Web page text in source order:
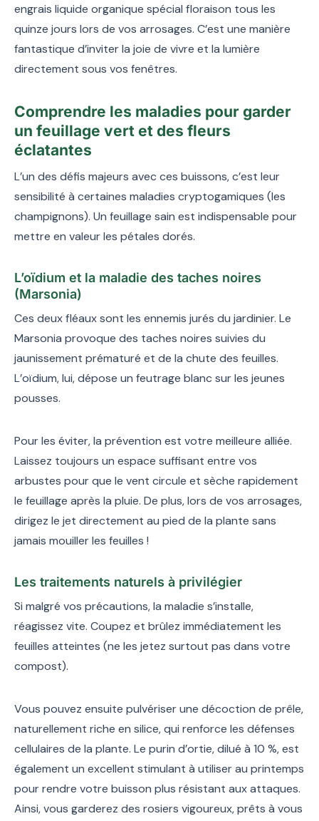
engrais liquide organique spécial floraison tous les
quinze jours lors de vos arrosages. C’est une manière
fantastique d’inviter la joie de vivre et la lumière
directement sous vos fenêtres.
Comprendre les maladies pour garder
un feuillage vert et des fleurs
éclatantes
L’un des défis majeurs avec ces buissons, c’est leur
sensibilité à certaines maladies cryptogamiques (les
champignons). Un feuillage sain est indispensable pour
mettre en valeur les pétales dorés.
L’oïdium et la maladie des taches noires
(Marsonia)
Ces deux fléaux sont les ennemis jurés du jardinier. Le
Marsonia provoque des taches noires suivies du
jaunissement prématuré et de la chute des feuilles.
L’oïdium, lui, dépose un feutrage blanc sur les jeunes
pousses.
Pour les éviter, la prévention est votre meilleure alliée.
Laissez toujours un espace suffisant entre vos
arbustes pour que le vent circule et sèche rapidement
le feuillage après la pluie. De plus, lors de vos arrosages,
dirigez le jet directement au pied de la plante sans
jamais mouiller les feuilles !
Les traitements naturels à privilégier
Si malgré vos précautions, la maladie s’installe,
réagissez vite. Coupez et brûlez immédiatement les
feuilles atteintes (ne les jetez surtout pas dans votre
compost).
Vous pouvez ensuite pulvériser une décoction de prêle,
naturellement riche en silice, qui renforce les défenses
cellulaires de la plante. Le purin d’ortie, dilué à 10 %, est
également un excellent stimulant à utiliser au printemps
pour rendre votre buisson plus résistant aux attaques.
Ainsi, vous garderez des rosiers vigoureux, prêts à vous